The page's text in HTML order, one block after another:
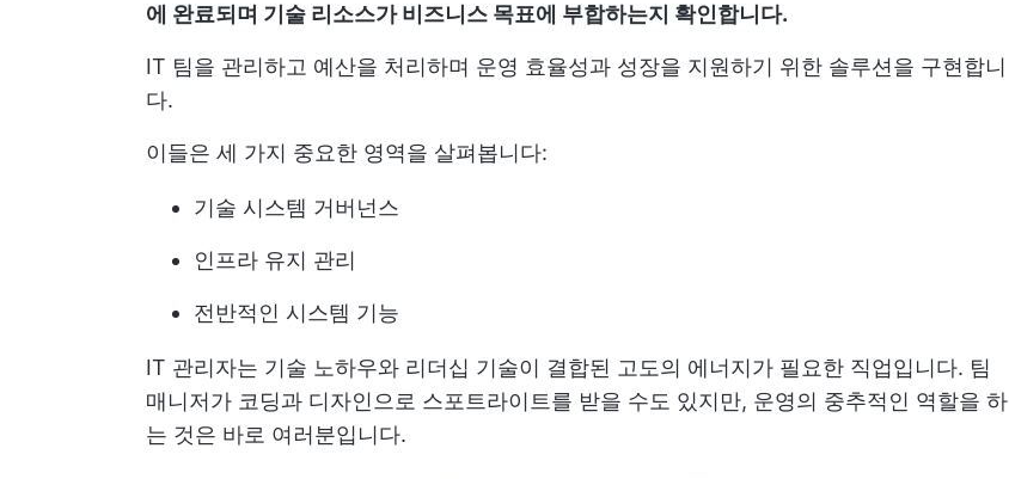
에 완료되며 기술 리소스가 비즈니스 목표에 부합하는지 확인합니다.
IT 팀을 관리하고 예산을 처리하며 운영 효율성과 성장을 지원하기 위한 솔루션을 구현합니
다.
이들은 세 가지 중요한 영역을 살펴봅니다:
기술 시스템 거버넌스
인프라 유지 관리
전반적인 시스템 기능
IT 관리자는 기술 노하우와 리더십 기술이 결합된 고도의 에너지가 필요한 직업입니다. 팀
매니저가 코딩과 디자인으로 스포트라이트를 받을 수도 있지만, 운영의 중추적인 역할을 하
는 것은 바로 여러분입니다.